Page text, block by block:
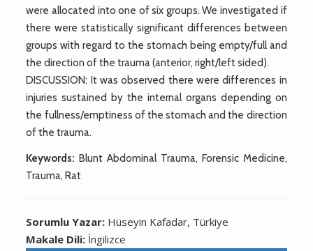
were allocated into one of six groups. We investigated if
there were statistically significant differences between
groups with regard to the stomach being empty/full and
the direction of the trauma (anterior, right/left sided).
DISCUSSION: It was observed there were differences in
injuries sustained by the internal organs depending on
the fullness/emptiness of the stomach and the direction
of the trauma.
Keywords: Blunt Abdominal Trauma, Forensic Medicine,
Trauma, Rat
Sorumlu Yazar: Hüseyin Kafadar, Türkiye
Makale Dili: İngilizce